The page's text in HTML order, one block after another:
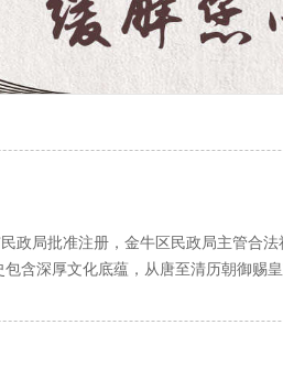
局批准注册，金牛区民政局主管合法
含深厚文化底蕴，从唐至清历朝御赐
龟鹤池中数千锦鲤竞相畅游，龙庭泉